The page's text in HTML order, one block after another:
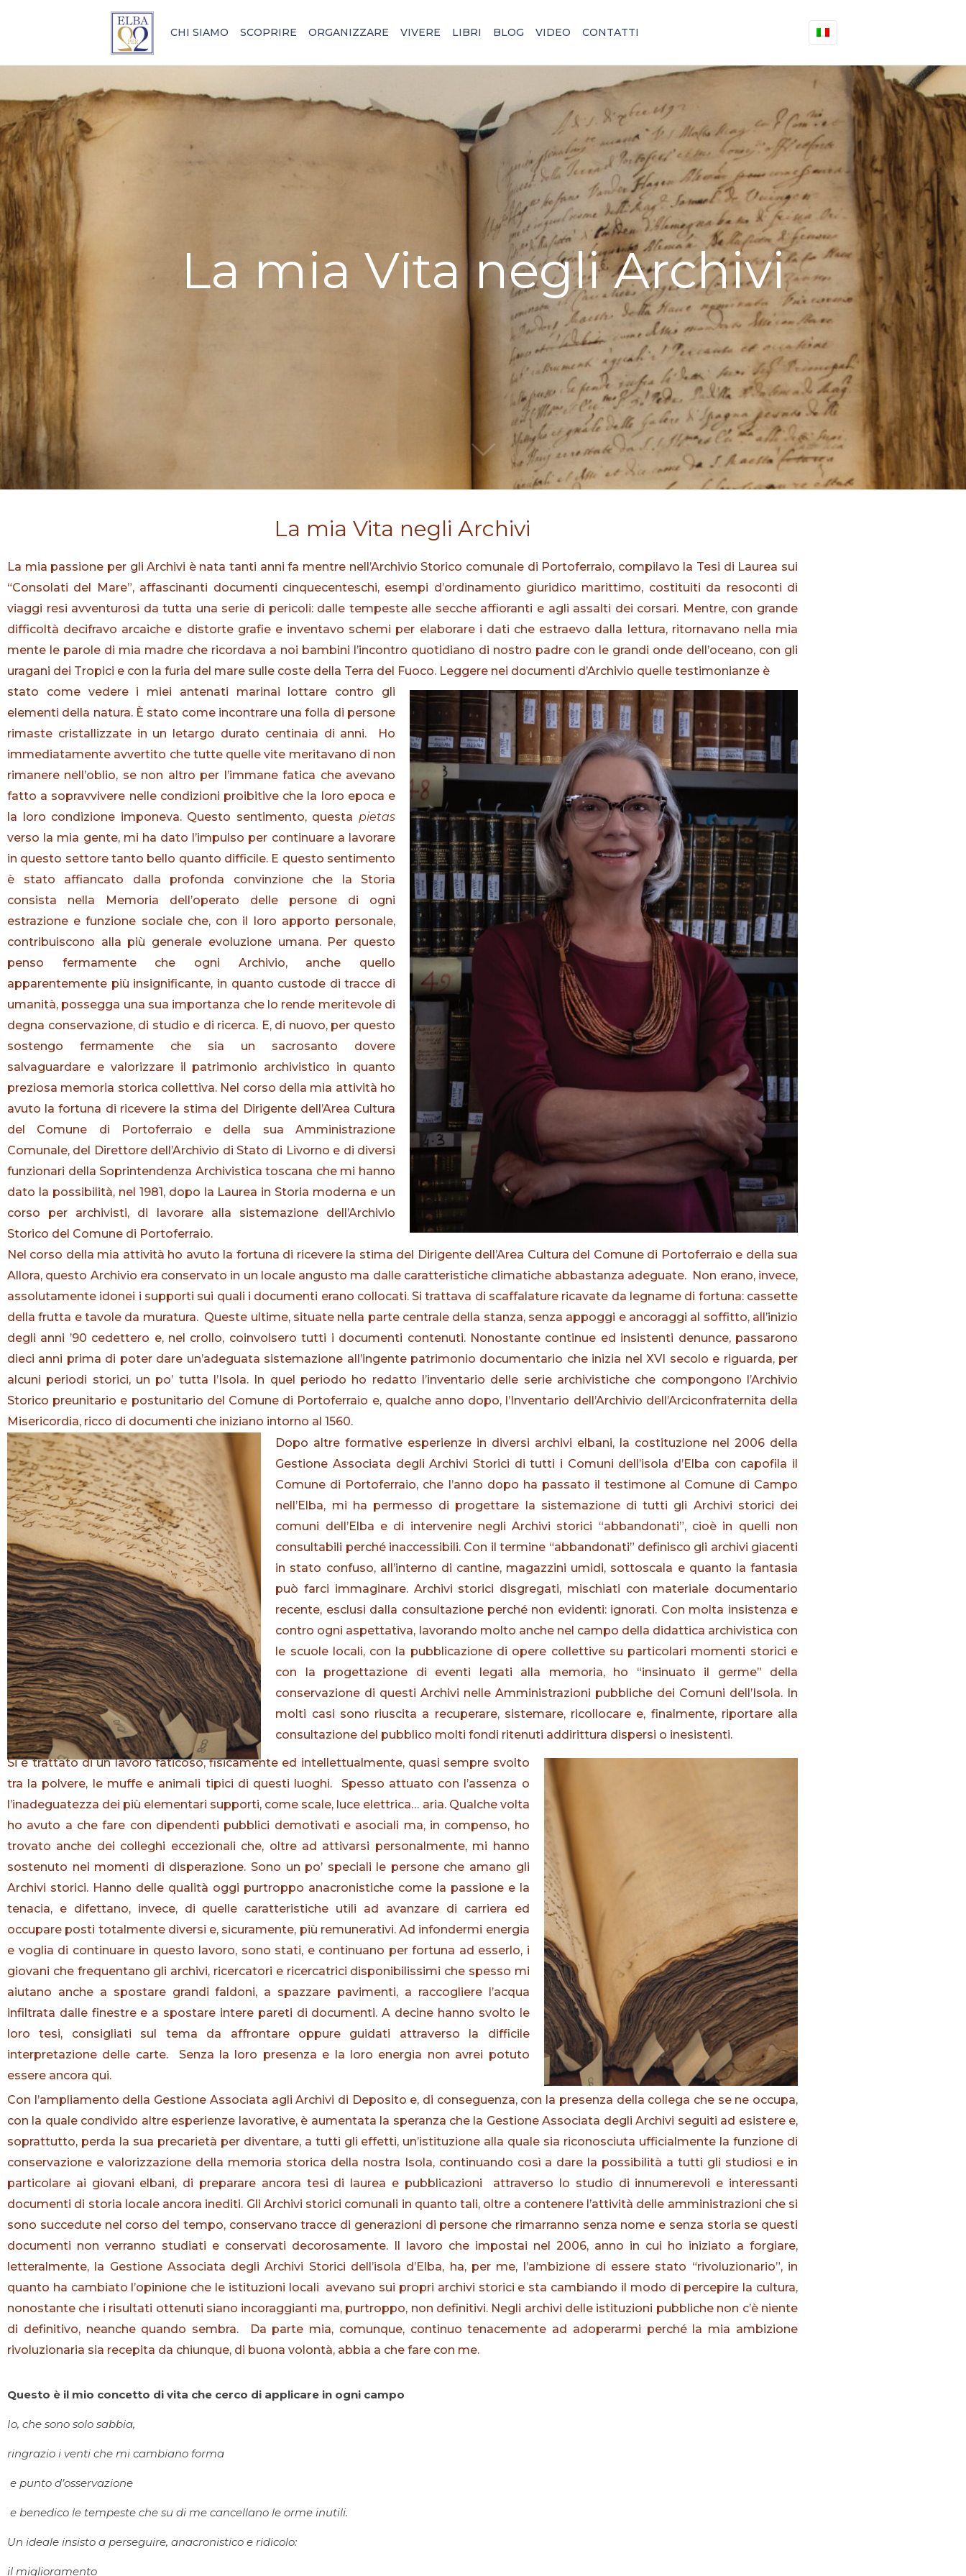
CHI SIAMO SCOPRIRE ORGANIZZARE VIVERE LIBRI BLOG VIDEO CONTATTI
La mia Vita negli Archivi
La mia Vita negli Archivi
La mia passione per gli Archivi è nata tanti anni fa mentre nell’Archivio Storico comunale di Portoferraio, compilavo la Tesi di Laurea sui
“Consolati del Mare”, affascinanti documenti cinquecenteschi, esempi d’ordinamento giuridico marittimo, costituiti da resoconti di
viaggi resi avventurosi da tutta una serie di pericoli: dalle tempeste alle secche affioranti e agli assalti dei corsari. Mentre, con grande
difficoltà decifravo arcaiche e distorte grafie e inventavo schemi per elaborare i dati che estraevo dalla lettura, ritornavano nella mia
mente le parole di mia madre che ricordava a noi bambini l’incontro quotidiano di nostro padre con le grandi onde dell’oceano, con gli
uragani dei Tropici e con la furia del mare sulle coste della Terra del Fuoco. Leggere nei documenti d’Archivio quelle testimonianze è
stato come vedere i miei antenati marinai lottare contro gli
elementi della natura. È stato come incontrare una folla di persone
rimaste cristallizzate in un letargo durato centinaia di anni. Ho
immediatamente avvertito che tutte quelle vite meritavano di non
rimanere nell’oblio, se non altro per l’immane fatica che avevano
fatto a sopravvivere nelle condizioni proibitive che la loro epoca e
la loro condizione imponeva. Questo sentimento, questa pietas
verso la mia gente, mi ha dato l’impulso per continuare a lavorare
in questo settore tanto bello quanto difficile. E questo sentimento
è stato affiancato dalla profonda convinzione che la Storia
consista nella Memoria dell’operato delle persone di ogni
estrazione e funzione sociale che, con il loro apporto personale,
contribuiscono alla più generale evoluzione umana. Per questo
penso fermamente che ogni Archivio, anche quello
apparentemente più insignificante, in quanto custode di tracce di
umanità, possegga una sua importanza che lo rende meritevole di
degna conservazione, di studio e di ricerca. E, di nuovo, per questo
sostengo fermamente che sia un sacrosanto dovere
salvaguardare e valorizzare il patrimonio archivistico in quanto
preziosa memoria storica collettiva. Nel corso della mia attività ho
avuto la fortuna di ricevere la stima del Dirigente dell’Area Cultura
del Comune di Portoferraio e della sua Amministrazione
Comunale, del Direttore dell’Archivio di Stato di Livorno e di diversi
funzionari della Soprintendenza Archivistica toscana che mi hanno
dato la possibilità, nel 1981, dopo la Laurea in Storia moderna e un
corso per archivisti, di lavorare alla sistemazione dell’Archivio
Storico del Comune di Portoferraio.
Nel corso della mia attività ho avuto la fortuna di ricevere la stima del Dirigente dell’Area Cultura del Comune di Portoferraio e della sua
Allora, questo Archivio era conservato in un locale angusto ma dalle caratteristiche climatiche abbastanza adeguate. Non erano, invece,
assolutamente idonei i supporti sui quali i documenti erano collocati. Si trattava di scaffalature ricavate da legname di fortuna: cassette
della frutta e tavole da muratura. Queste ultime, situate nella parte centrale della stanza, senza appoggi e ancoraggi al soffitto, all’inizio
degli anni ’90 cedettero e, nel crollo, coinvolsero tutti i documenti contenuti. Nonostante continue ed insistenti denunce, passarono
dieci anni prima di poter dare un’adeguata sistemazione all’ingente patrimonio documentario che inizia nel XVI secolo e riguarda, per
alcuni periodi storici, un po’ tutta l’Isola. In quel periodo ho redatto l’inventario delle serie archivistiche che compongono l’Archivio
Storico preunitario e postunitario del Comune di Portoferraio e, qualche anno dopo, l’Inventario dell’Archivio dell’Arciconfraternita della
Misericordia, ricco di documenti che iniziano intorno al 1560.
Dopo altre formative esperienze in diversi archivi elbani, la costituzione nel 2006 della
Gestione Associata degli Archivi Storici di tutti i Comuni dell’isola d’Elba con capofila il
Comune di Portoferraio, che l’anno dopo ha passato il testimone al Comune di Campo
nell’Elba, mi ha permesso di progettare la sistemazione di tutti gli Archivi storici dei
comuni dell’Elba e di intervenire negli Archivi storici “abbandonati”, cioè in quelli non
consultabili perché inaccessibili. Con il termine “abbandonati” definisco gli archivi giacenti
in stato confuso, all’interno di cantine, magazzini umidi, sottoscala e quanto la fantasia
può farci immaginare. Archivi storici disgregati, mischiati con materiale documentario
recente, esclusi dalla consultazione perché non evidenti: ignorati. Con molta insistenza e
contro ogni aspettativa, lavorando molto anche nel campo della didattica archivistica con
le scuole locali, con la pubblicazione di opere collettive su particolari momenti storici e
con la progettazione di eventi legati alla memoria, ho “insinuato il germe” della
conservazione di questi Archivi nelle Amministrazioni pubbliche dei Comuni dell’Isola. In
molti casi sono riuscita a recuperare, sistemare, ricollocare e, finalmente, riportare alla
consultazione del pubblico molti fondi ritenuti addirittura dispersi o inesistenti.
Si è trattato di un lavoro faticoso, fisicamente ed intellettualmente, quasi sempre svolto
tra la polvere, le muffe e animali tipici di questi luoghi. Spesso attuato con l’assenza o
l’inadeguatezza dei più elementari supporti, come scale, luce elettrica… aria. Qualche volta
ho avuto a che fare con dipendenti pubblici demotivati e asociali ma, in compenso, ho
trovato anche dei colleghi eccezionali che, oltre ad attivarsi personalmente, mi hanno
sostenuto nei momenti di disperazione. Sono un po’ speciali le persone che amano gli
Archivi storici. Hanno delle qualità oggi purtroppo anacronistiche come la passione e la
tenacia, e difettano, invece, di quelle caratteristiche utili ad avanzare di carriera ed
occupare posti totalmente diversi e, sicuramente, più remunerativi. Ad infondermi energia
e voglia di continuare in questo lavoro, sono stati, e continuano per fortuna ad esserlo, i
giovani che frequentano gli archivi, ricercatori e ricercatrici disponibilissimi che spesso mi
aiutano anche a spostare grandi faldoni, a spazzare pavimenti, a raccogliere l’acqua
infiltrata dalle finestre e a spostare intere pareti di documenti. A decine hanno svolto le
loro tesi, consigliati sul tema da affrontare oppure guidati attraverso la difficile
interpretazione delle carte. Senza la loro presenza e la loro energia non avrei potuto
essere ancora qui.
Con l’ampliamento della Gestione Associata agli Archivi di Deposito e, di conseguenza, con la presenza della collega che se ne occupa,
con la quale condivido altre esperienze lavorative, è aumentata la speranza che la Gestione Associata degli Archivi seguiti ad esistere e,
soprattutto, perda la sua precarietà per diventare, a tutti gli effetti, un’istituzione alla quale sia riconosciuta ufficialmente la funzione di
conservazione e valorizzazione della memoria storica della nostra Isola, continuando così a dare la possibilità a tutti gli studiosi e in
particolare ai giovani elbani, di preparare ancora tesi di laurea e pubblicazioni attraverso lo studio di innumerevoli e interessanti
documenti di storia locale ancora inediti. Gli Archivi storici comunali in quanto tali, oltre a contenere l’attività delle amministrazioni che si
sono succedute nel corso del tempo, conservano tracce di generazioni di persone che rimarranno senza nome e senza storia se questi
documenti non verranno studiati e conservati decorosamente. Il lavoro che impostai nel 2006, anno in cui ho iniziato a forgiare,
letteralmente, la Gestione Associata degli Archivi Storici dell’isola d’Elba, ha, per me, l’ambizione di essere stato “rivoluzionario”, in
quanto ha cambiato l’opinione che le istituzioni locali avevano sui propri archivi storici e sta cambiando il modo di percepire la cultura,
nonostante che i risultati ottenuti siano incoraggianti ma, purtroppo, non definitivi. Negli archivi delle istituzioni pubbliche non c’è niente
di definitivo, neanche quando sembra. Da parte mia, comunque, continuo tenacemente ad adoperarmi perché la mia ambizione
rivoluzionaria sia recepita da chiunque, di buona volontà, abbia a che fare con me.
Questo è il mio concetto di vita che cerco di applicare in ogni campo
Io, che sono solo sabbia,
ringrazio i venti che mi cambiano forma
e punto d’osservazione
e benedico le tempeste che su di me cancellano le orme inutili.
Un ideale insisto a perseguire, anacronistico e ridicolo:
il miglioramento